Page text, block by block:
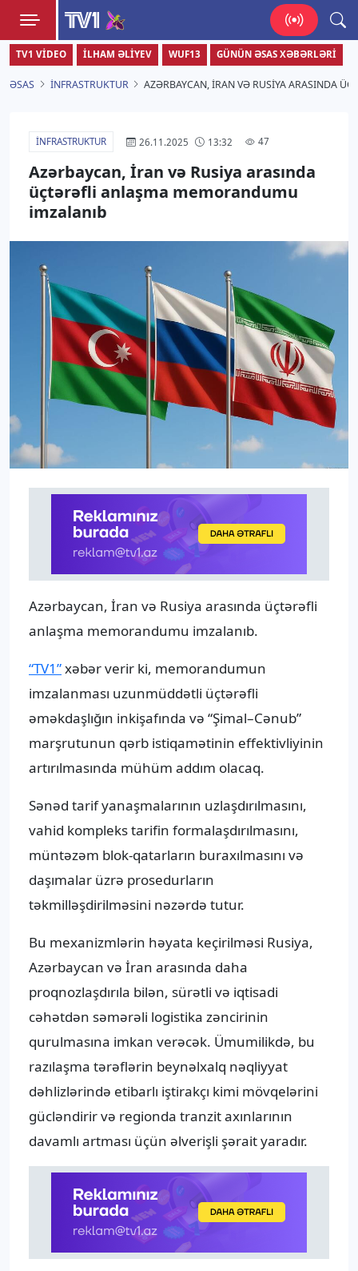
TV1
Zamanı bizimlə yaşa!
TV1 VIDEO İLHAM ƏLIYEV WUF13 GÜNÜN ƏSAS XƏBƏRLƏRI
ƏSAS İNFRASTRUKTUR AZƏRBAYCAN, İRAN VƏ RUSIYA ARASINDA
İNFRASTRUKTUR 26.11.2025 13:32 47
Azərbaycan, İran və Rusiya arasında
üçtərəfli anlaşma memorandumu
imzalanıb
Azərbaycan, İran və Rusiya arasında üçtərəfli
anlaşma memorandumu imzalanıb.
“TV1”xəbər verir ki, memorandumun
imzalanması uzunmüddətli üçtərəfli
əməkdaşlığın inkişafında və “Şimal–Cənub”
marşrutunun qərb istiqamətinin effektivliyinin
artırılmasında mühüm addım olacaq.
Sənəd tarif yanaşmalarının uzlaşdırılmasını,
vahid kompleks tarifin formalaşdırılmasını,
müntəzəm blok-qatarların buraxılmasını və
daşımalar üzrə prosedurların
təkmilləşdirilməsini nəzərdə tutur.
Bu mexanizmlərin həyata keçirilməsi Rusiya,
Azərbaycan və İran arasında daha
proqnozlaşdırıla bilən, sürətli və iqtisadi
cəhətdən səmərəli logistika zəncirinin
qurulmasına imkan verəcək. Ümumilikdə, bu
razılaşma tərəflərin beynəlxalq nəqliyyat
dəhlizlərində etibarlı iştirakçı kimi mövqelərini
gücləndirir və regionda tranzit axınlarının
davamlı artması üçün əlverişli şərait yaradır.